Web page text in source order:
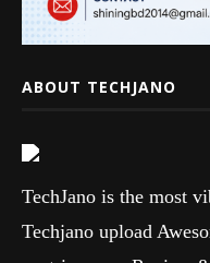
ABOUT TECHJANO
TechJano is the most
Techjano upload